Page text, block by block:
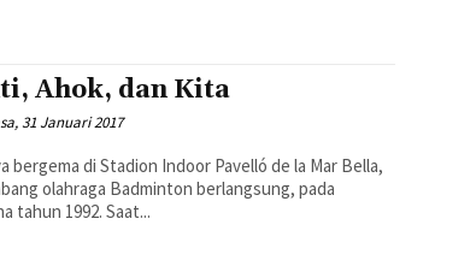
Ahok, dan Kita
31 Januari 2017
bergema di Stadion Indoor Pavelló de la Mar Bella,
olahraga Badminton berlangsung, pada
Olympiade Barcelona tahun 1992. Saat...